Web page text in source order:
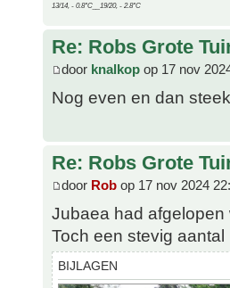
13/14, - 0.8°C__19/20, - 2.8°C
Re: Robs Grote
door knalkop op 17 nov
Nog even en dan
Re: Robs Grote
door Rob op 17 nov 2024
Jubaea had afgelopen
Toch een stevig
BIJLAGEN